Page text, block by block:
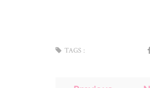
TAGS :